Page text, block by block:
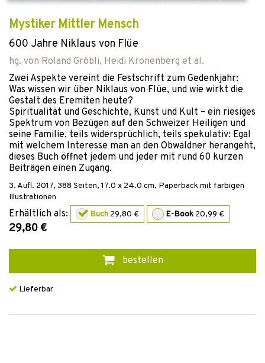
Mystiker Mittler Mensch
600 Jahre Niklaus von Flüe
hg. von Roland Gröbli, Heidi Kronenberg et al.
Zwei Aspekte vereint die Festschrift zum Gedenkjahr:
Was wissen wir über Niklaus von Flüe, und wie wirkt die
Gestalt des Eremiten heute?
Spiritualität und Geschichte, Kunst und Kult – ein riesiges
Spektrum von Bezügen auf den Schweizer Heiligen und
seine Familie, teils widersprüchlich, teils spekulativ: Egal
mit welchem Interesse man an den Obwaldner herangeht,
dieses Buch öffnet jedem und jeder mit rund 60 kurzen
Beiträgen einen Zugang.
3. Aufl. 2017, 388 Seiten, 17.0 x 24.0 cm, Paperback mit farbigen
Illustrationen
Erhältlich als: Buch 29,80 € E-Book 20,99 €
29,80 €
bestellen
Lieferbar